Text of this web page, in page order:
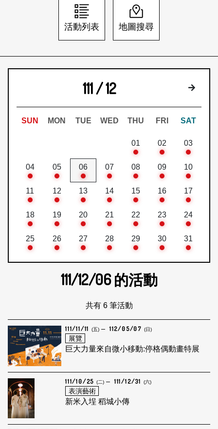
活動列表 地圖搜尋
111 / 12 下個月
SUN MON TUE WED THU FRI SAT
01 02 03
04 05 06 07 08 09 10
11 12 13 14 15 16 17
18 19 20 21 22 23 24
25 26 27 28 29 30 31
111/12/06的活動
共有 6 筆活動
111/11/11 (五) 112/05/07 (日)
展覽
巨大力量來自微小移動:停格偶動畫特展
111/10/25 (二) 111/12/31 (六)
表演藝術
新米入埕 稻城小傳